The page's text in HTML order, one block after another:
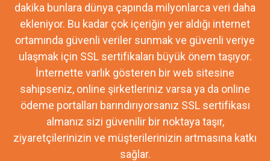
dakika bunlara dünya çapında milyonlarca veri daha
ekleniyor. Bu kadar çok içeriğin yer aldığı internet
ortamında güvenli veriler sunmak ve güvenli veriye
ulaşmak için SSL sertifikaları büyük önem taşıyor.
İnternette varlık gösteren bir web sitesine
sahipseniz, online şirketleriniz varsa ya da online
ödeme portalları barındırıyorsanız SSL sertifikası
almanız sizi güvenilir bir noktaya taşır,
ziyaretçilerinizin ve müşterilerinizin artmasına katkı
sağlar.